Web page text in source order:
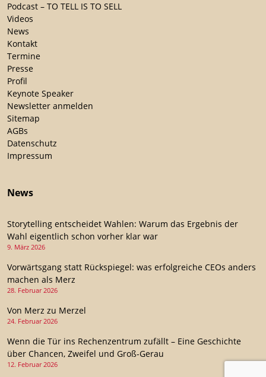
Podcast – TO TELL IS TO SELL
Videos
News
Kontakt
Termine
Presse
Profil
Keynote Speaker
Newsletter anmelden
Sitemap
AGBs
Datenschutz
Impressum
News
Storytelling entscheidet Wahlen: Warum das Ergebnis der
Wahl eigentlich schon vorher klar war
9. März 2026
Vorwärtsgang statt Rückspiegel: was erfolgreiche CEOs anders
machen als Merz
28. Februar 2026
Von Merz zu Merzel
24. Februar 2026
Wenn die Tür ins Rechenzentrum zufällt – Eine Geschichte
über Chancen, Zweifel und Groß-Gerau
12. Februar 2026